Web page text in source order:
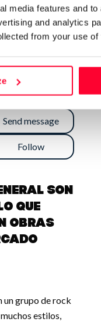
media features and
and analytics
from your use
Send message
Follow
son
que
obras
un grupo de rock
estilos,